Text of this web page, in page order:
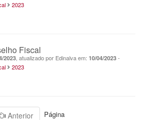
2023
Fiscal
2023 , atualizado por Edinalva em: 10/04/2023 -
2023
Anterior Página